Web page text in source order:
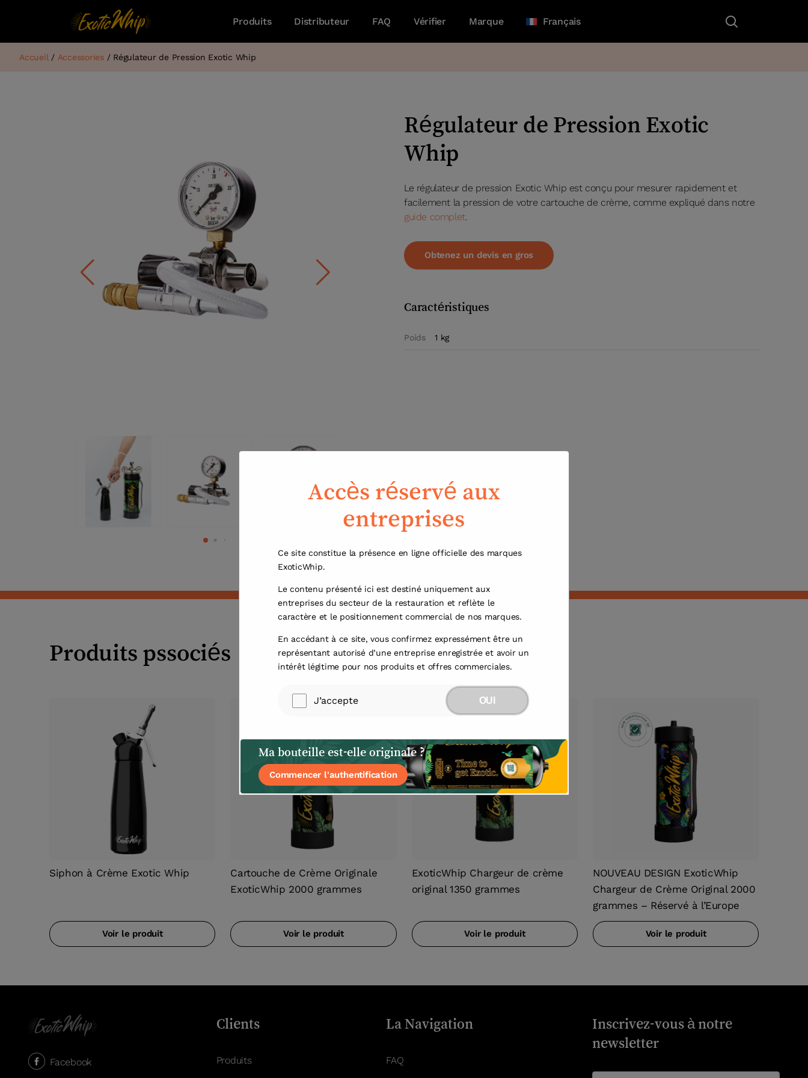
Produits Distributeur FAQ Vérifier Marque Français
Accueil/ Accessories/ Régulateur de Pression Exotic Whip
Régulateur de Pression Exotic
Whip
Le régulateur de pression Exotic Whip est conçu pour mesurer rapidement et
facilement la pression de votre cartouche de crème, comme expliqué dans notre
guide complet.
Obtenez un devis en gros
Caractéristiques
Poids 1 kg
Produits pssociés
Siphon à Crème Exotic Whip
Voir le produit
Cartouche de Crème Originale
ExoticWhip 2000 grammes
Voir le produit
ExoticWhip Chargeur de crème
original 1350 grammes
Voir le produit
NOUVEAU DESIGN ExoticWhip
Chargeur de Crème Original 2000
grammes – Réservé à l’Europe
Voir le produit
Accès réservé aux
entreprises
Ce site constitue la présence en ligne officielle des marques
ExoticWhip.
Le contenu présenté ici est destiné uniquement aux
entreprises du secteur de la restauration et reflète le
caractère et le positionnement commercial de nos marques.
En accédant à ce site, vous confirmez expressément être un
représentant autorisé d’une entreprise enregistrée et avoir un
intérêt légitime pour nos produits et offres commerciales.
J’accepte OUI
Ma bouteille est-elle originale ?
Commencer l'authentification
Facebook
Clients
Produits
La Navigation
FAQ
Inscrivez-vous à notre
newsletter